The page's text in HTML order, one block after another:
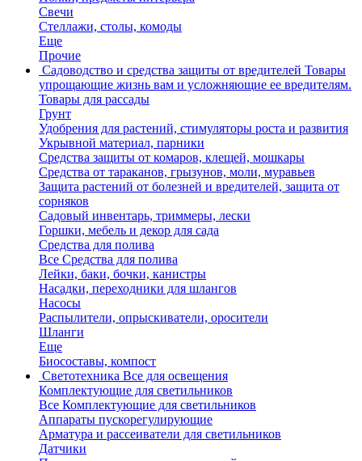
Свечи
Стеллажи, столы, комоды
Еще
Прочие
Садоводство и средства защиты от вредителей Товары
упрощающие жизнь вам и усложняющие ее вредителям.
Товары для рассады
Грунт
Удобрения для растений, стимуляторы роста и развития
Укрывной материал, парники
Средства защиты от комаров, клещей, мошкары
Средства от тараканов, грызунов, моли, муравьев
Защита растений от болезней и вредителей, защита от
сорняков
Садовый инвентарь, триммеры, лески
Горшки, мебель и декор для сада
Средства для полива
Все Средства для полива
Лейки, баки, бочки, канистры
Насадки, переходники для шлангов
Насосы
Распылители, опрыскиватели, оросители
Шланги
Еще
Биосоставы, компост
Светотехника Все для освещения
Комплектующие для светильников
Все Комплектующие для светильников
Аппараты пускорегулирующие
Арматура и рассеиватели для светильников
Датчики